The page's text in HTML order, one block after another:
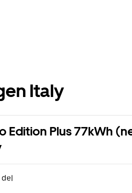
Italy
Edition Plus 77kWh